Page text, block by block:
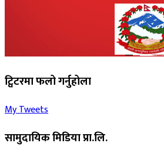
ट्विटरमा फलो गर्नुहोला
My Tweets
सामुदायिक मिडिया प्रा.लि.